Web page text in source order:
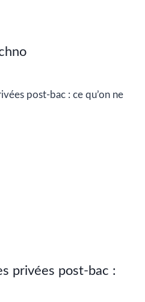
privées post-bac :